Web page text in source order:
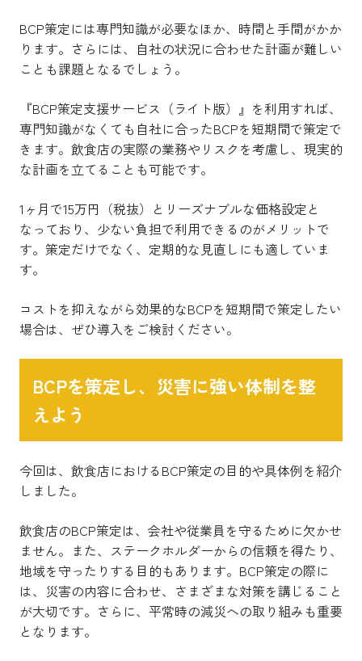
BCP策定には専門知識が必要なほか、時間と手間がかか
ります。さらには、自社の状況に合わせた計画が難しい
ことも課題となるでしょう。
『BCP策定支援サービス（ライト版）』を利用すれば、
専門知識がなくても自社に合ったBCPを短期間で策定で
きます。飲食店の実際の業務やリスクを考慮し、現実的
な計画を立てることも可能です。
1ヶ月で15万円（税抜）とリーズナブルな価格設定と
なっており、少ない負担で利用できるのがメリットで
す。策定だけでなく、定期的な見直しにも適していま
す。
コストを抑えながら効果的なBCPを短期間で策定したい
場合は、ぜひ導入をご検討ください。
BCPを策定し、災害に強い体制を整
えよう
今回は、飲食店におけるBCP策定の目的や具体例を紹介
しました。
飲食店のBCP策定は、会社や従業員を守るために欠かせ
ません。また、ステークホルダーからの信頼を得たり、
地域を守ったりする目的もあります。BCP策定の際に
は、災害の内容に合わせ、さまざまな対策を講じること
が大切です。さらに、平常時の減災への取り組みも重要
となります。